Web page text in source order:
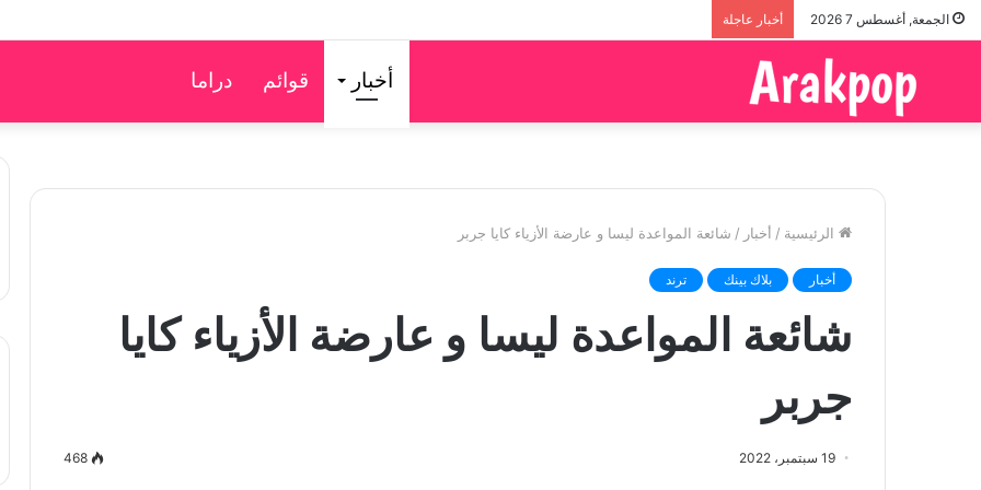
الجمعة, أغسطس 7 2026 أخبار عاجلة
أخبار قوائم دراما
الرئيسية / أخبار / شائعة المواعدة ليسا و عارضة الأزياء كايا جربر
أخبار بلاك بينك ترند
شائعة المواعدة ليسا و عارضة الأزياء كايا
جربر
19 سبتمبر، 2022 468